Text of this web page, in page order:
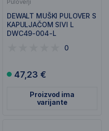
Puloverji
DEWALT MUŠKI PULOVER S
KAPULJAČOM SIVI L
DWC49-004-L
0
47,23 €
Proizvod ima
varijante